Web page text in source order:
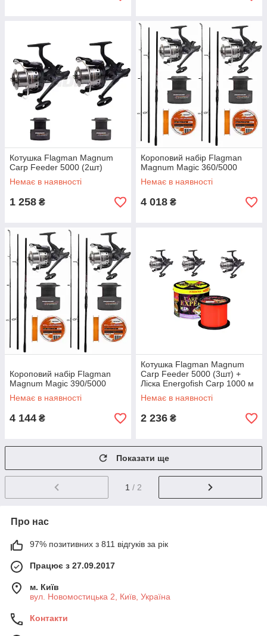
Котушка Flagman Magnum
Carp Feeder 5000 (2шт)
Немає в наявності
1 258 ₴
Короповий набір Flagman
Magnum Magic 360/5000
Немає в наявності
4 018 ₴
Короповий набір Flagman
Magnum Magic 390/5000
Немає в наявності
4 144 ₴
Котушка Flagman Magnum
Carp Feeder 5000 (3шт) +
Ліска Energofish Carp 1000 м
0.25
Немає в наявності
2 236 ₴
Показати ще
1 / 2
Про нас
97% позитивних з 811 відгуків за рік
Працює з 27.09.2017
м. Київ
вул. Новомостицька 2, Київ, Україна
Контакти